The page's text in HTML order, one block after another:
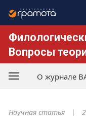
Вопросы
О журнале
Научная статья